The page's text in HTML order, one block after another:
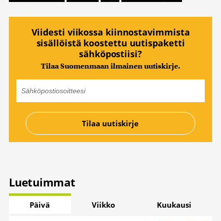
Viidesti viikossa kiinnostavimmista
sisällöistä koostettu uutispaketti
sähköpostiisi?
Tilaa Suomenmaan ilmainen uutiskirje.
Luetuimmat
Päivä Viikko Kuukausi